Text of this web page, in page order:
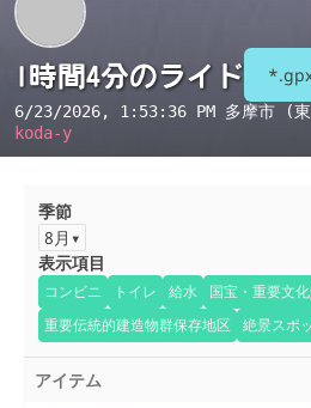
1時間4分のライド
6/23/2026, 1:53:36 PM 多摩市 (
koda-y
季節
8月
表示項目
コンビニ トイレ 給水
国宝・重要文
重要伝統的建造物群保存地区
絶景スポ
アイテム